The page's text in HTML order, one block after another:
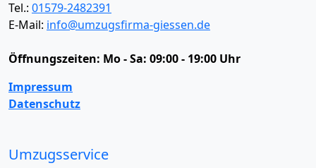
Tel.: 01579-2482391
E-Mail: info@umzugsfirma-giessen.de
Öffnungszeiten: Mo - Sa: 09:00 - 19:00 Uhr
Impressum
Datenschutz
Umzugsservice